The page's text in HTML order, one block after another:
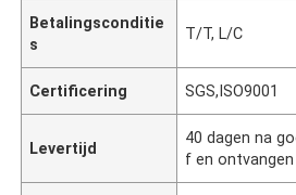
Betalingsconditie
s
T/T, L/C
Certificering SGS,ISO9001
Levertijd
40 dagen na
f en